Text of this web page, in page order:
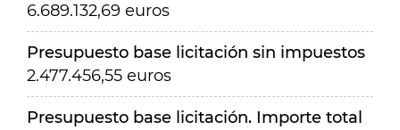
6.689.132,69 euros
Presupuesto base licitación sin impuestos
2.477.456,55 euros
Presupuesto base licitación. Importe total